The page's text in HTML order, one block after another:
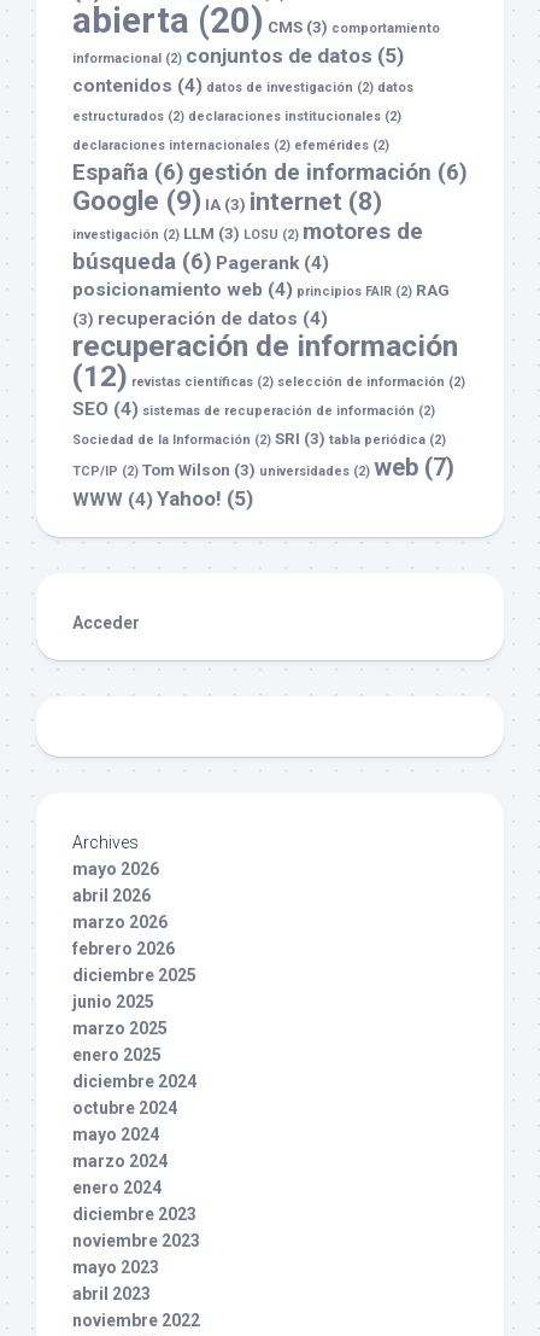
abierta (20) CMS (3) comportamiento
informacional (2) conjuntos de datos (5)
contenidos (4) datos de investigación (2) datos
estructurados (2) declaraciones institucionales (2)
declaraciones internacionales (2) efemérides (2)
España (6) gestión de información (6)
Google (9) IA (3) internet (8)
investigación (2) LLM (3) LOSU (2) motores de
búsqueda (6) Pagerank(4)
posicionamiento web (4) principios FAIR (2) RAG
(3) recuperación de datos (4)
recuperación de información
(12) revistas científicas (2) selección de información (2)
SEO (4) sistemas de recuperación de información (2)
Sociedad de la Información (2) SRI (3) tabla periódica (2)
TCP/IP (2) Tom Wilson (3) universidades (2) web (7)
WWW (4)Yahoo! (5)
Acceder
Archives
mayo 2026
abril 2026
marzo 2026
febrero 2026
diciembre 2025
junio 2025
marzo 2025
enero 2025
diciembre 2024
octubre 2024
mayo 2024
marzo 2024
enero 2024
diciembre 2023
noviembre 2023
mayo 2023
abril 2023
noviembre 2022